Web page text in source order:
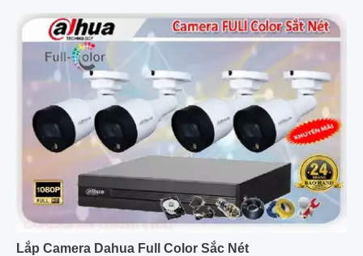
Lắp Camera Dahua Full Color Sắc Nét